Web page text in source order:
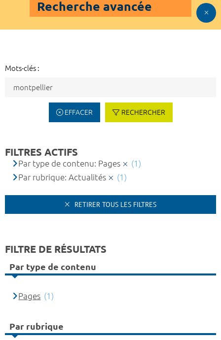
Recherche avancée
Mots-clés :
EFFACER RECHERCHER
FILTRES ACTIFS
Par type de contenu: Pages
(1)
Par rubrique: Actualités
(1)
RETIRER TOUS LES FILTRES
FILTRE DE RÉSULTATS
Par type de contenu
Pages (1)
Par rubrique